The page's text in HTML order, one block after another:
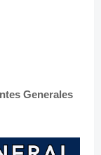
Generales